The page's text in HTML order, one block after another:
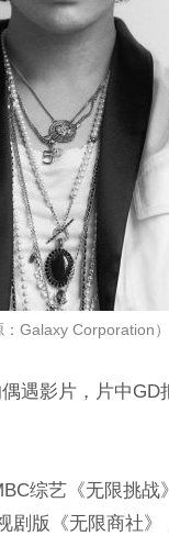
：Galaxy Corporation）
遇影片，片中GD
综艺《无限挑战
剧版《无限商社》